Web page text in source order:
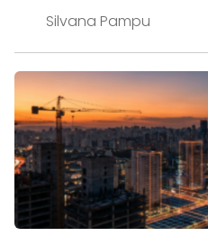
Silvana Pampu